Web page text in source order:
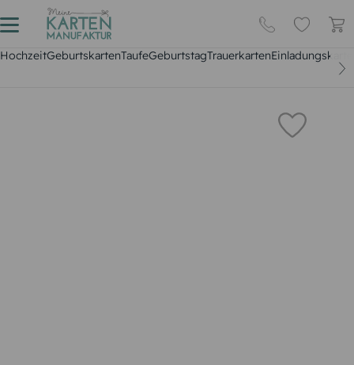
HochzeitGeburtskartenTaufeGeburtstagTrauerkarten